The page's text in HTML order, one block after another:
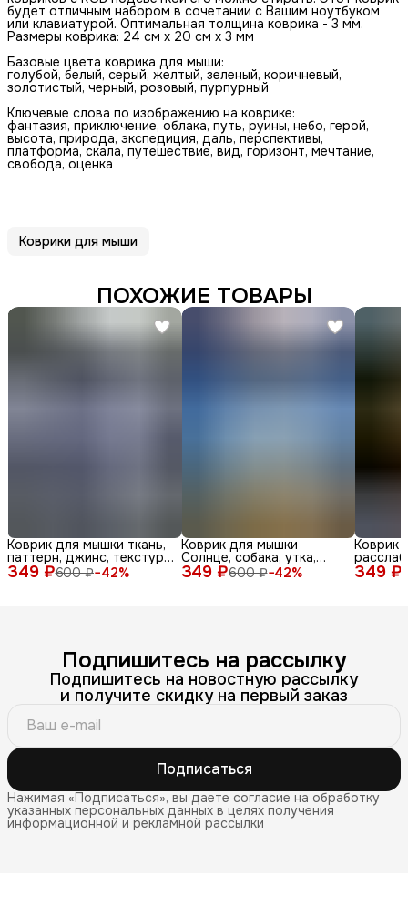
будет отличным набором в сочетании с Вашим ноутбуком
или клавиатурой. Оптимальная толщина коврика - 3 мм.
Размеры коврика: 24 см x 20 см x 3 мм
Базовые цвета коврика для мыши:
голубой, белый, серый, желтый, зеленый, коричневый,
золотистый, черный, розовый, пурпурный
Ключевые слова по изображению на коврике:
фантазия, приключение, облака, путь, руины, небо, герой,
высота, природа, экспедиция, даль, перспективы,
платформа, скала, путешествие, вид, горизонт, мечтание,
свобода, оценка
Коврики для мыши
ПОХОЖИЕ ТОВАРЫ
349 ₽600 ₽−42%
Коврик для мышки ткань,
паттерн, джинс, текстура,
синий, бел 349 ₽600 ₽−42%
Коврик для мышки
Солнце, собака, утка,
очки, море, доска, ле 349 ₽
Коврик
Подпишитесь на рассылку
Подпишитесь на новостную рассылку
и получите скидку на первый заказ
Подписаться
Нажимая «Подписаться», вы даете согласие на обработку
указанных персональных данных в целях получения
информационной и рекламной рассылки